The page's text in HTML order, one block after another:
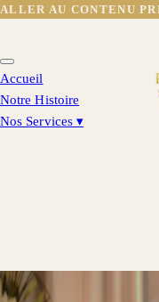
ALLER AU CONTENU
Accueil
Notre Histoire
Nos Services ▾